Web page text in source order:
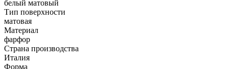
белый матовый
Тип поверхности
матовая
Материал
фарфор
Страна производства
Италия
Форма